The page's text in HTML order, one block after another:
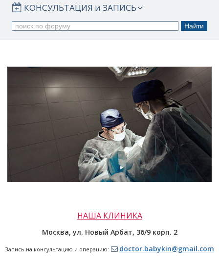
КОНСУЛЬТАЦИЯ и ЗАПИСЬ
НАША КЛИНИКА
Москва, ул. Новый Арбат, 36/9 корп. 2
Запись на консультацию и операцию: doctor.babykin@gmail.com